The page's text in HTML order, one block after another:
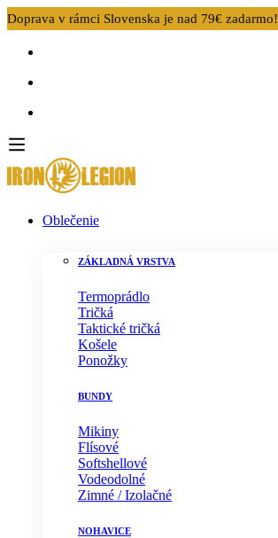
Doprava v rámci Slovenska je nad 79€ zadarmo!
Oblečenie
ZÁKLADNÁ VRSTVA
Termoprádlo
Tričká
Taktické tričká
Košele
Ponožky
BUNDY
Mikiny
Flísové
Softshellové
Vodeodolné
Zimné / Izolačné
NOHAVICE